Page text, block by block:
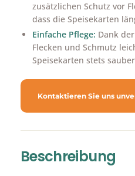
zusätzlichen Schutz vor
dass die Speisekarten
Einfache Pflege: Dank
Flecken und Schmutz
Speisekarten stets
Kontaktieren Sie uns
Beschreibung